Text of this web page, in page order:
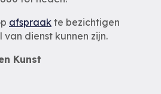
afspraak te bezichtigen
dienst kunnen zijn.
Kunst